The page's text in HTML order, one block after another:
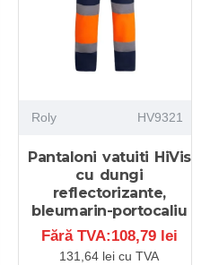
Roly HV9321
Pantaloni vatuiti HiVis
cu dungi
reflectorizante,
bleumarin-portocaliu
Fără TVA:108,79 lei
131,64 lei cu TVA